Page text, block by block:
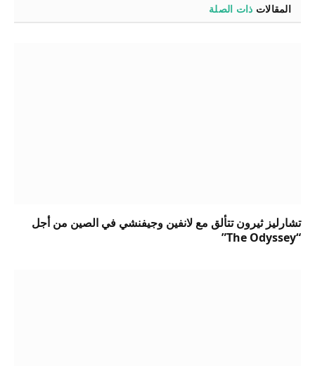
المقالات ذات الصلة
تشارليز ثيرون تتألق مع لانفين وجيفنشي في الصين من أجل
“The Odyssey”